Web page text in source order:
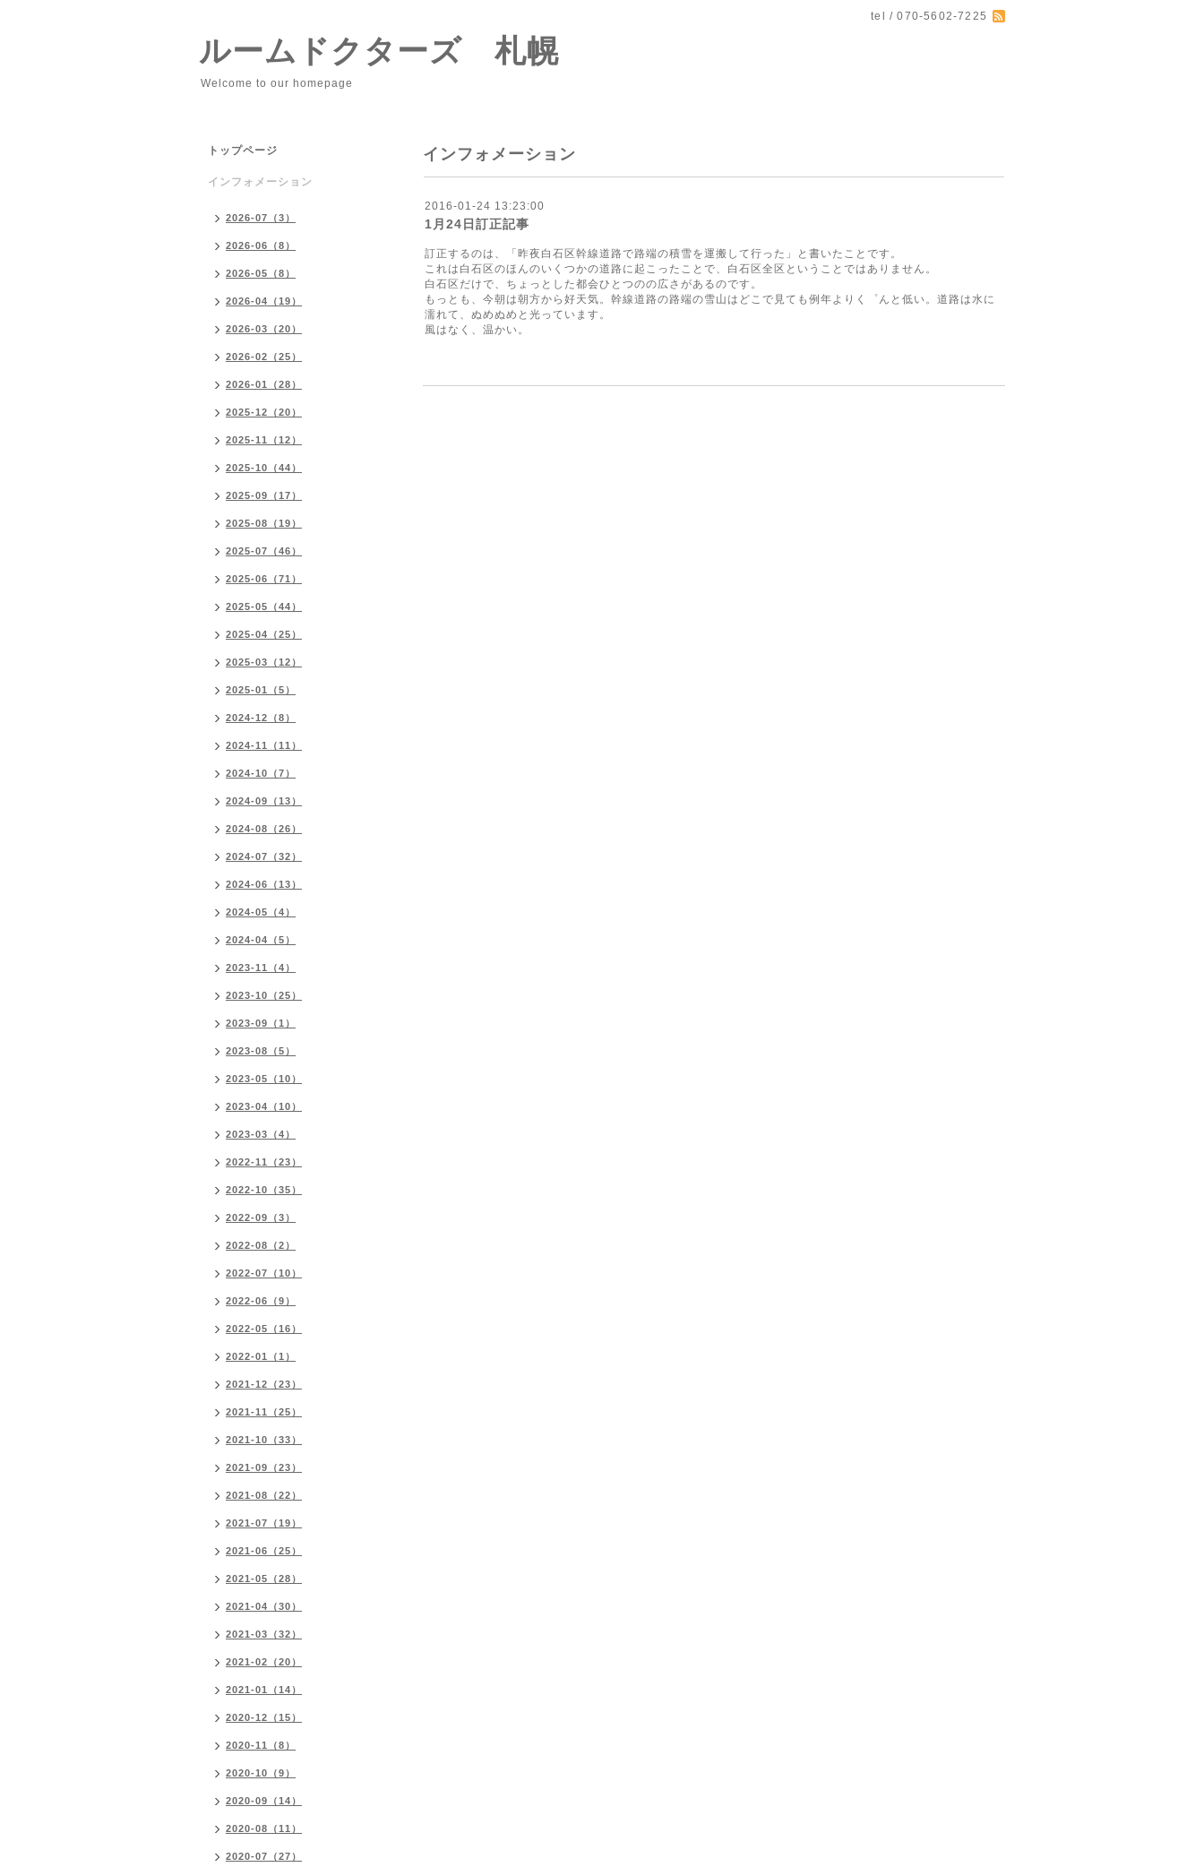
tel / 070-5602-7225
ルームドクターズ 札幌
Welcome to our homepage
インフォメーション
2016-01-24 13:23:00
1月24日訂正記事
訂正するのは、「昨夜白石区幹線道路で路端の積雪を運搬して行った」と書いたことです。
これは白石区のほんのいくつかの道路に起こったことで、白石区全区ということではありません。
白石区だけで、ちょっとした都会ひとつのの広さがあるのです。
もっとも、今朝は朝方から好天気。幹線道路の路端の雪山はどこで見ても例年よりく゜んと低い。道路は水に
濡れて、ぬめぬめと光っています。
風はなく、温かい。
トップページ
インフォメーション
2026-07（3）
2026-06（8）
2026-05（8）
2026-04（19）
2026-03（20）
2026-02（25）
2026-01（28）
2025-12（20）
2025-11（12）
2025-10（44）
2025-09（17）
2025-08（19）
2025-07（46）
2025-06（71）
2025-05（44）
2025-04（25）
2025-03（12）
2025-01（5）
2024-12（8）
2024-11（11）
2024-10（7）
2024-09（13）
2024-08（26）
2024-07（32）
2024-06（13）
2024-05（4）
2024-04（5）
2023-11（4）
2023-10（25）
2023-09（1）
2023-08（5）
2023-05（10）
2023-04（10）
2023-03（4）
2022-11（23）
2022-10（35）
2022-09（3）
2022-08（2）
2022-07（10）
2022-06（9）
2022-05（16）
2022-01（1）
2021-12（23）
2021-11（25）
2021-10（33）
2021-09（23）
2021-08（22）
2021-07（19）
2021-06（25）
2021-05（28）
2021-04（30）
2021-03（32）
2021-02（20）
2021-01（14）
2020-12（15）
2020-11（8）
2020-10（9）
2020-09（14）
2020-08（11）
2020-07（27）